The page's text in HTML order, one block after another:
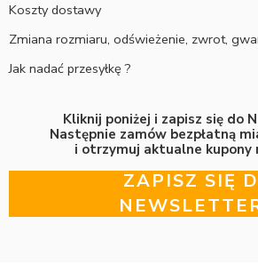
Koszty dostawy
Zmiana rozmiaru, odświeżenie, zwrot,
Jak nadać przesyłkę ?
Kliknij poniżej i zapisz się do
Następnie zamów bezpłatną
i otrzymuj aktualne kupony
ZAPISZ SIĘ